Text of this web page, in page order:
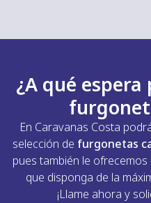
camperperfecta para
máximas facilidades
¿A qué
En Caravanas Costa
selección de furgonetas
pues también le ofrecemos
que disponga de la
¡Llame ahora y